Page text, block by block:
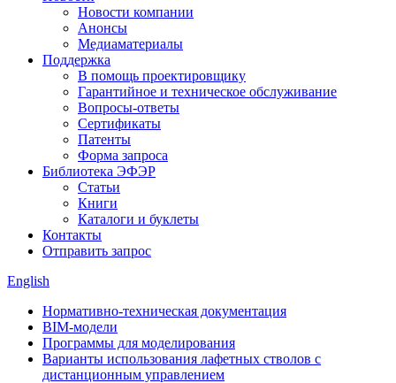
Новости компании
Анонсы
Медиаматериалы
Поддержка
В помощь проектировщику
Гарантийное и техническое обслуживание
Вопросы-ответы
Сертификаты
Патенты
Форма запроса
Библиотека ЭФЭР
Статьи
Книги
Каталоги и буклеты
Контакты
Отправить запрос
English
Нормативно-техническая документация
BIM-модели
Программы для моделирования
Варианты использования лафетных стволов с
дистанционным управлением